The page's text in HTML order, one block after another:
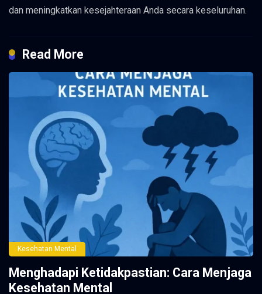
dan meningkatkan kesejahteraan Anda secara keseluruhan.
Read More
Kesehatan Mental
Menghadapi Ketidakpastian: Cara Menjaga
Kesehatan Mental